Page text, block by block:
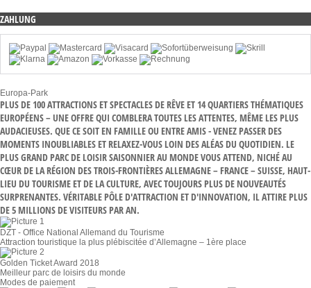
ZAHLUNG
Europa-Park
PLUS DE 100 ATTRACTIONS ET SPECTACLES DE RÊVE ET 14 QUARTIERS THÉMATIQUES
EUROPÉENS – UNE OFFRE QUI COMBLERA TOUTES LES ATTENTES, MÊME LES PLUS
AUDACIEUSES. QUE CE SOIT EN FAMILLE OU ENTRE AMIS - VENEZ PASSER DES
MOMENTS INOUBLIABLES ET RELAXEZ-VOUS LOIN DES ALÉAS DU QUOTIDIEN. LE
PLUS GRAND PARC DE LOISIR SAISONNIER AU MONDE VOUS ATTEND, NICHÉ AU
CŒUR DE LA RÉGION DES TROIS-FRONTIÈRES ALLEMAGNE – FRANCE – SUISSE, HAUT-
LIEU DU TOURISME ET DE LA CULTURE, AVEC TOUJOURS PLUS DE NOUVEAUTÉS
SURPRENANTES. VÉRITABLE PÔLE D'ATTRACTION ET D'INNOVATION, IL ATTIRE PLUS
DE 5 MILLIONS DE VISITEURS PAR AN.
DZT - Office National Allemand du Tourisme
Attraction touristique la plus plébiscitée d’Allemagne – 1ère place
Golden Ticket Award 2018
Meilleur parc de loisirs du monde
Modes de paiement